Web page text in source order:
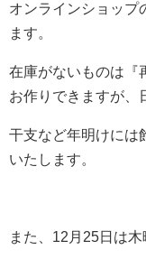
オンラインショップ
ます。
在庫がないものは『
お作りできますが、
干支など年明けには
いたします。
また、12月25日は木